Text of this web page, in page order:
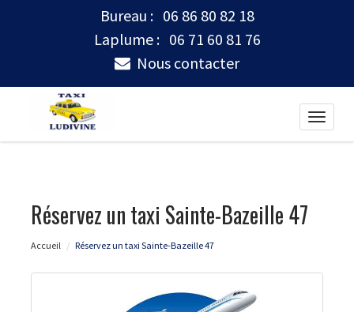
Bureau : 06 86 80 82 18
Laplume : 06 71 60 81 76
Nous contacter
Toggle
Réservez un taxi Sainte-Bazeille 47
Accueil Réservez un taxi Sainte-Bazeille 47